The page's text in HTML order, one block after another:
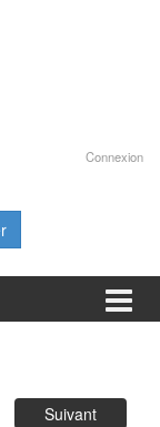
Connexion
Suivant